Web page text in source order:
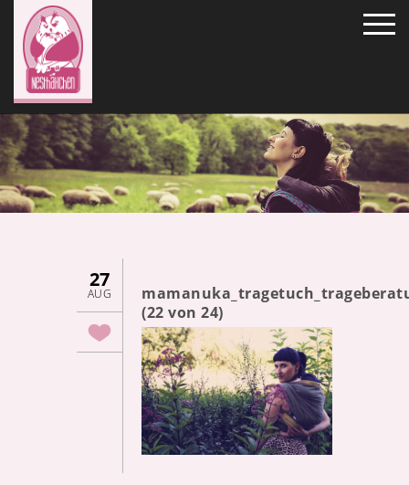
27
AUG
(22 von 24)